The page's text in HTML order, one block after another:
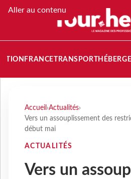
Aller au contenu
FRANCETRANSPORT
Accueil ›Actualités›
Vers un assouplissement des
début mai
ACTUALITÉS
Vers un